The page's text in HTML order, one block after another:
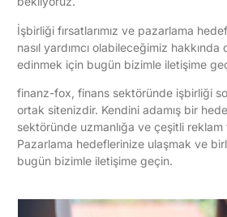
İşbirliği fırsatlarımız ve pazarlama
nasıl yardımcı olabileceğimiz
edinmek için bugün bizimle iletişime
finanz-fox, finans sektöründe işbirliği
ortak sitenizdir. Kendini adamış bir
sektöründe uzmanlığa ve çeşitli reklam
Pazarlama hedeflerinize ulaşmak ve
bugün bizimle iletişime geçin.